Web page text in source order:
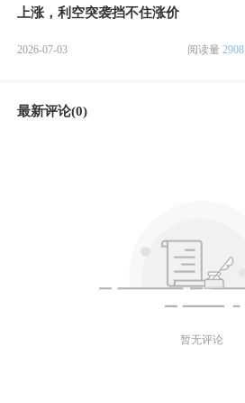
上涨，利空突袭挡不住涨价
2026-07-03 阅读量 2908
最新评论(0)
暂无评论